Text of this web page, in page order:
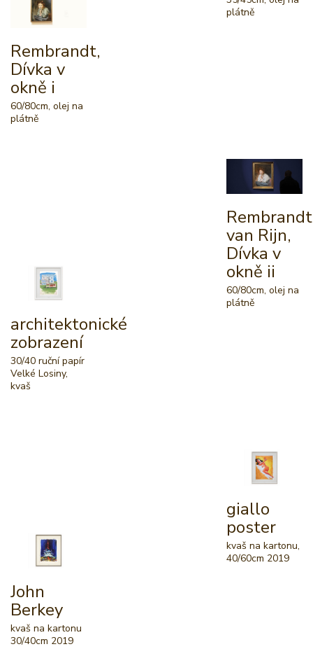
plátně
Rembrandt,
Dívka v
okně i
60/80cm, olej na
plátně
Rembrandt
van Rijn,
Dívka v
okně ii
60/80cm, olej na
plátně
architektonické
zobrazení
30/40 ruční papír
Velké Losiny,
kvaš
giallo
poster
kvaš na kartonu,
40/60cm 2019
John
Berkey
kvaš na kartonu
30/40cm 2019